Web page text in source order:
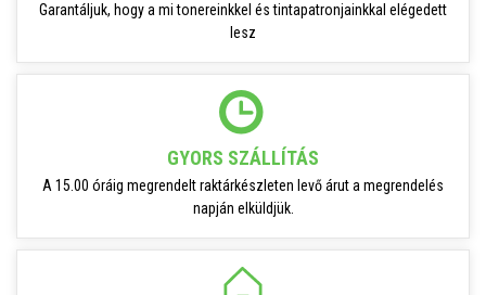
Garantáljuk, hogy a mi tonereinkkel és tintapatronjainkkal elégedett
lesz
GYORS SZÁLLÍTÁS
A 15.00 óráig megrendelt raktárkészleten levő árut a megrendelés
napján elküldjük.